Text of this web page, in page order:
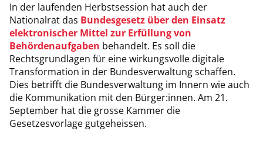
In der laufenden Herbstsession hat auch der
Nationalrat das Bundesgesetz über den Einsatz
elektronischer Mittel zur Erfüllung von
Behördenaufgaben behandelt. Es soll die
Rechtsgrundlagen für eine wirkungsvolle digitale
Transformation in der Bundesverwaltung schaffen.
Dies betrifft die Bundesverwaltung im Innern wie auch
die Kommunikation mit den Bürger:innen. Am 21.
September hat die grosse Kammer die
Gesetzesvorlage gutgeheissen.